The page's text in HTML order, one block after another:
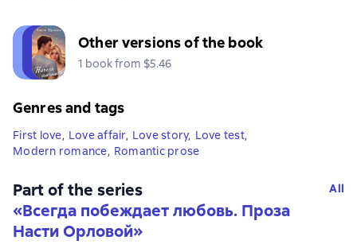
Other versions of the book
1 book from $5.46
Genres and tags
First love, Love affair, Love story, Love test,
Modern romance, Romantic prose
Part of the series
«Всегда побеждает любовь. Проза
Насти Орловой»
All